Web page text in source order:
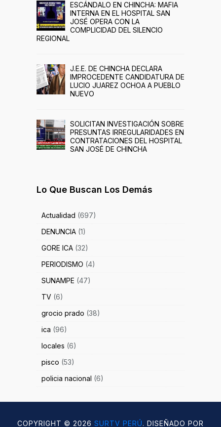
ESCÁNDALO EN CHINCHA: MAFIA
INTERNA EN EL HOSPITAL SAN
JOSÉ OPERA CON LA
COMPLICIDAD DEL SILENCIO
REGIONAL
J.E.E. DE CHINCHA DECLARA
IMPROCEDENTE CANDIDATURA DE
LUCIO JUAREZ OCHOA A PUEBLO
NUEVO
SOLICITAN INVESTIGACIÓN SOBRE
PRESUNTAS IRREGULARIDADES EN
CONTRATACIONES DEL HOSPITAL
SAN JOSÉ DE CHINCHA
Lo Que Buscan Los Demás
Actualidad (697)
DENUNCIA (1)
GORE ICA (32)
PERIODISMO (4)
SUNAMPE (47)
TV (6)
grocio prado (38)
ica (96)
locales (6)
pisco (53)
policia nacional (6)
COPYRIGHT © 2026 SURTV PERÚ. DISEÑADO POR